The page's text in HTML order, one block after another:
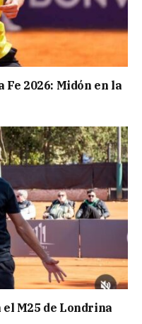
Fe 2026: Midón en la
M25 de Londrina